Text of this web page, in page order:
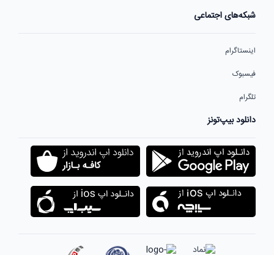
شبکه‌های اجتماعی
اینستاگرام
فیسبوک
تلگرام
دانلود بیپ‌تونز